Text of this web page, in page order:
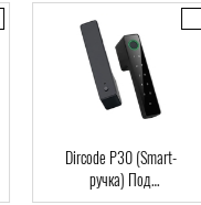
Dircode P30 (Smart-
ручка) Под